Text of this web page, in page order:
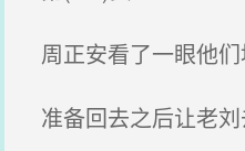
周正安看了一眼他们
准备回去之后让老刘